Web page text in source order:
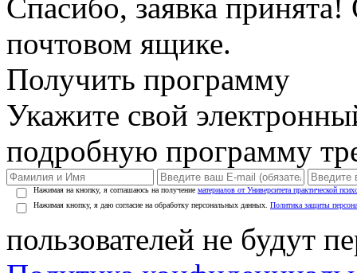
Спасибо, заявка
почтовом ящике.
Получить программу
Укажите свой
подробную программу
Нажимая на кнопку, я соглашаюсь на получение материалов от Университета практической
Нажимая кнопку, я даю согласие на обработку персональных данных. Политика защиты
пользователей не будут